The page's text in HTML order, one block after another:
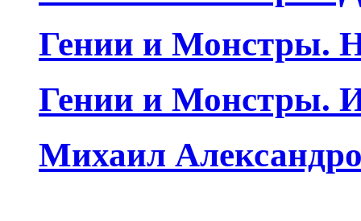
Гении и Монстры.
Гении и Монстры.
Михаил